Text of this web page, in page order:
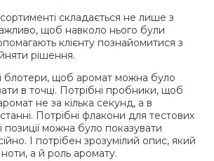
складається не лише з
щоб навколо нього були
клієнту познайомитися з
рішення.
блотери, щоб аромат можна було
в точці. Потрібні пробники, щоб
не за кілька секунд, а в
Потрібні флакони для тестових
позиції можна було показувати
І потрібен зрозумілий опис, який
а й роль аромату.